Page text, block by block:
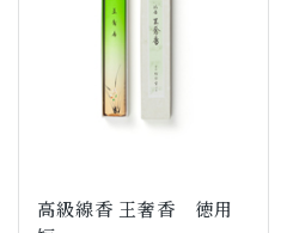
高級線香 王奢香 徳用